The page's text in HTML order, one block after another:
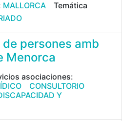
MALLORCA
Temática
persones amb
Menorca
asociaciones:
CONSULTORIO
Y